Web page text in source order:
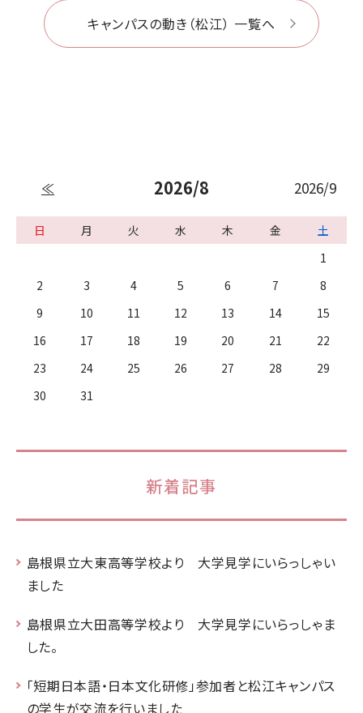
キャンパスの動き（松江） 一覧へ
≪ 2026/8 2026/9
日 月 火 水 木 金
土
1
2
3 4 5 6 7
8
9
10 11 12 13 14
15
16
17 18 19 20 21
22
23
24 25 26 27 28
29
30
31
新着記事
島根県立大東高等学校より 大学見学にいらっしゃい
ました
島根県立大田高等学校より 大学見学にいらっしゃま
した。
「短期日本語・日本文化研修」参加者と松江キャンパス
の学生が交流を行いました